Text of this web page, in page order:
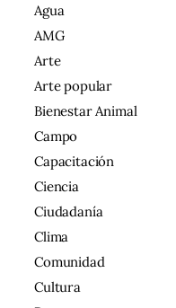
Agua
AMG
Arte
Arte popular
Bienestar Animal
Campo
Capacitación
Ciencia
Ciudadanía
Clima
Comunidad
Cultura